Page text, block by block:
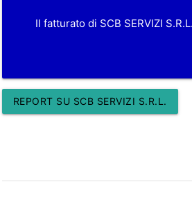
Il fatturato di SCB SERVIZI
REPORT SU SCB SERVIZI S.R.L.